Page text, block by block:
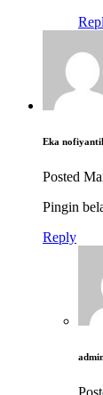
Eka
Posted
Pingin
Reply